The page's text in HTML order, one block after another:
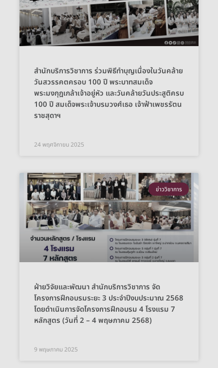
สำนักบริการวิชาการ ร่วมพิธีทำบุญเนื่องในวันคล้าย
วันสวรรคตครอบ 100 ปี พระบาทสมเด็จ
พระมงกุฎเกล้าเจ้าอยู่หัว และวันคล้ายวันประสูติครบ
100 ปี สมเด็จพระเจ้าบรมวงศ์เธอ เจ้าฟ้าเพชรรัตน
ราชสุดาฯ
24 พฤศจิกายน 2025
ข่าววิชาการ
ฝ่ายวิจัยและพัฒนา สำนักบริการวิชาการ จัด
โครงการฝึกอบรมระยะ 3 ประจำปีงบประมาณ 2568
โดยดำเนินการจัดโครงการฝึกอบรม 4 โรงแรม 7
หลักสูตร (วันที่ 2 – 4 พฤษภาคม 2568)
9 พฤษภาคม 2025